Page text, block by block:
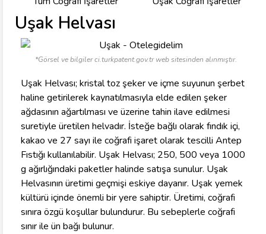
Uşak Helvası
*Görsel ve bilgiler ci.turkpatent.gov.tr web sitesinden alınmıştır.
Uşak Helvası; kristal toz şeker ve içme suyunun şerbet
haline getirilerek kaynatılmasıyla elde edilen şeker
ağdasının ağartılması ve üzerine tahin ilave edilmesi
suretiyle üretilen helvadır. İsteğe bağlı olarak fındık içi,
kakao ve 27 sayı ile coğrafi işaret olarak tescilli Antep
Fıstığı kullanılabilir. Uşak Helvası; 250, 500 veya 1000
g ağırlığındaki paketler halinde satışa sunulur. Uşak
Helvasının üretimi geçmişi eskiye dayanır. Uşak yemek
kültürü içinde önemli bir yere sahiptir. Üretimi, coğrafi
sınıra özgü koşullar bulundurur. Bu sebeplerle coğrafi
sınır ile ün bağı bulunur.